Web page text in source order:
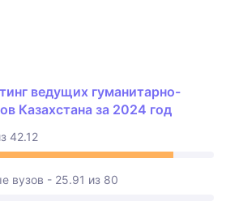
ведущих гуманитарно-
Казахстана за 2024 год
42.12
вузов - 25.91 из 80